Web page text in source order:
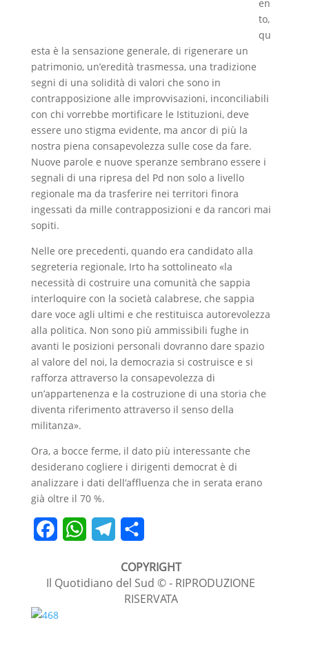
en
to,
qu
esta è la sensazione generale, di rigenerare un
patrimonio, un’eredità trasmessa, una tradizione
segni di una solidità di valori che sono in
contrapposizione alle improvvisazioni, inconciliabili
con chi vorrebbe mortificare le Istituzioni, deve
essere uno stigma evidente, ma ancor di più la
nostra piena consapevolezza sulle cose da fare.
Nuove parole e nuove speranze sembrano essere i
segnali di una ripresa del Pd non solo a livello
regionale ma da trasferire nei territori finora
ingessati da mille contrapposizioni e da rancori mai
sopiti.
Nelle ore precedenti, quando era candidato alla
segreteria regionale, Irto ha sottolineato «la
necessità di costruire una comunità che sappia
interloquire con la società calabrese, che sappia
dare voce agli ultimi e che restituisca autorevolezza
alla politica. Non sono più ammissibili fughe in
avanti le posizioni personali dovranno dare spazio
al valore del noi, la democrazia si costruisce e si
rafforza attraverso la consapevolezza di
un’appartenenza e la costruzione di una storia che
diventa riferimento attraverso il senso della
militanza».
Ora, a bocce ferme, il dato più interessante che
desiderano cogliere i dirigenti democrat è di
analizzare i dati dell’affluenza che in serata erano
già oltre il 70 %.
c
b
W
a
n
d
COPYRIGHT
Il Quotidiano del Sud © - RIPRODUZIONE
RISERVATA